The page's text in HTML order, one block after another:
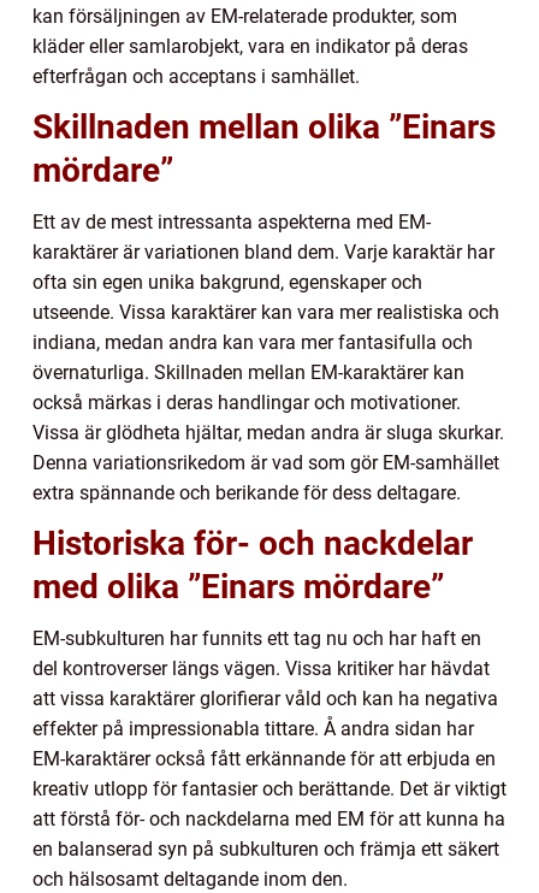
kan försäljningen av EM-relaterade produkter, som
kläder eller samlarobjekt, vara en indikator på deras
efterfrågan och acceptans i samhället.
Skillnaden mellan olika ”Einars
mördare”
Ett av de mest intressanta aspekterna med EM-
karaktärer är variationen bland dem. Varje karaktär har
ofta sin egen unika bakgrund, egenskaper och
utseende. Vissa karaktärer kan vara mer realistiska och
indiana, medan andra kan vara mer fantasifulla och
övernaturliga. Skillnaden mellan EM-karaktärer kan
också märkas i deras handlingar och motivationer.
Vissa är glödheta hjältar, medan andra är sluga skurkar.
Denna variationsrikedom är vad som gör EM-samhället
extra spännande och berikande för dess deltagare.
Historiska för- och nackdelar
med olika ”Einars mördare”
EM-subkulturen har funnits ett tag nu och har haft en
del kontroverser längs vägen. Vissa kritiker har hävdat
att vissa karaktärer glorifierar våld och kan ha negativa
effekter på impressionabla tittare. Å andra sidan har
EM-karaktärer också fått erkännande för att erbjuda en
kreativ utlopp för fantasier och berättande. Det är viktigt
att förstå för- och nackdelarna med EM för att kunna ha
en balanserad syn på subkulturen och främja ett säkert
och hälsosamt deltagande inom den.